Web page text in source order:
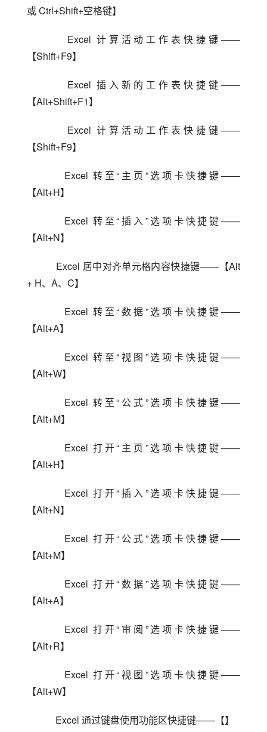
或 Ctrl+Shift+空格键】
【Shift+F9】
【Alt+Shift+F1】
【Shift+F9】
【Alt+H】
【Alt+N】
+ H、A、C】
【Alt+A】
【Alt+W】
【Alt+M】
【Alt+H】
【Alt+N】
【Alt+M】
【Alt+A】
【Alt+R】
【Alt+W】
    Excel 通过键盘使用功能区快捷键——【】